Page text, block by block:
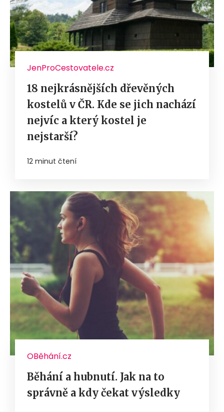
JenProCestovatele.cz
18 nejkrásnějších dřevěných
kostelů v ČR. Kde se jich nachází
nejvíc a který kostel je
nejstarší?
12 minut čtení
OBěhání.cz
Běhání a hubnutí. Jak na to
správně a kdy čekat výsledky